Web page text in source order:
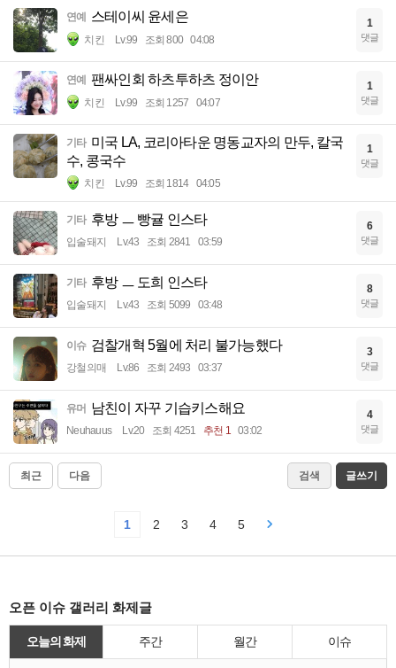
연예 스테이씨 윤세은
치킨 Lv.99 조회 800 04:08
1
댓글
연예 팬싸인회 하츠투하츠 정이안
치킨 Lv.99 조회 1257 04:07
1
댓글
기타 미국 LA, 코리아타운 명동교자의 만두, 칼국
수, 콩국수
치킨 Lv.99 조회 1814 04:05
1
댓글
기타 후방 ㅡ 빵귤 인스타
입술돼지 Lv.43 조회 2841 03:59
6
댓글
기타 후방 ㅡ 도희 인스타
입술돼지 Lv.43 조회 5099 03:48
8
댓글
이슈 검찰개혁 5월에 처리 불가능했다
강철의매 Lv.86 조회 2493 03:37
3
댓글
유머 남친이 자꾸 기습키스해요
Neuhauus Lv.20 조회 4251 추천 1 03:02
4
댓글
최근 다음 검색 글쓰기
1 2 3 4 5
오픈 이슈 갤러리 화제글
오늘의 화제 주간 월간 이슈